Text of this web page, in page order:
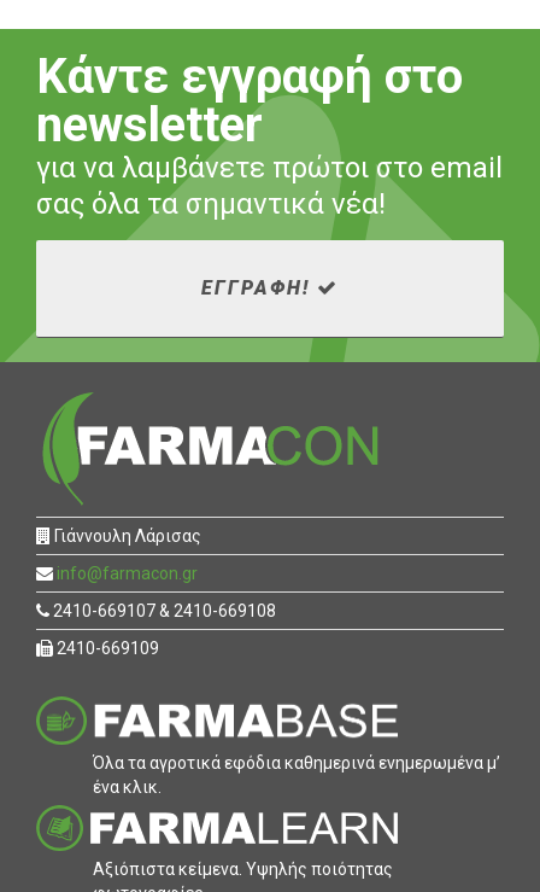
Κάντε εγγραφή στο
newsletter
για να λαμβάνετε πρώτοι στο email
σας όλα τα σημαντικά νέα!
ΕΓΓΡΑΦΗ!
Γιάννουλη Λάρισας
info@farmacon.gr
2410-669107 & 2410-669108
2410-669109
Όλα τα αγροτικά εφόδια καθηµερινά ενηµερωµένα µ’
ένα κλικ.
Αξιόπιστα κείµενα. Υψηλής ποιότητας